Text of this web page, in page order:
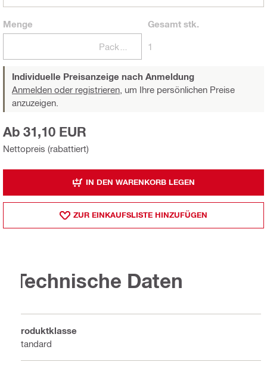
Menge Gesamtstk.
1
Individuelle Preisanzeige nach Anmeldung
Anmelden oder registrieren, um Ihre persönlichen Preise
anzuzeigen.
Nettopreis (rabattiert)
Ab 31,10 EUR
IN DEN WARENKORB LEGEN
ZUR EINKAUFSLISTE HINZUFÜGEN
Technische Daten
Produktklasse
Standard